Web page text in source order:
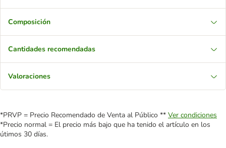
Composición
Cantidades recomendadas
Valoraciones
*PRVP = Precio Recomendado de Venta al Público ** Ver condiciones
*Precio normal = El precio más bajo que ha tenido el artículo en los
útimos 30 días.